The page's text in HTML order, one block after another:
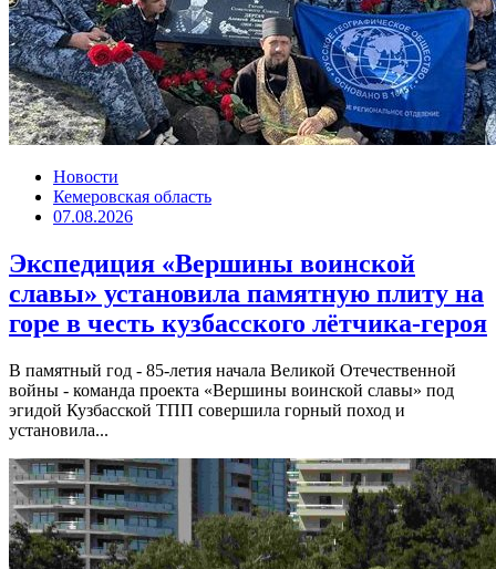
Новости
Кемеровская область
07.08.2026
Экспедиция «Вершины воинской
славы» установила памятную плиту на
горе в честь кузбасского лётчика-героя
В памятный год - 85-летия начала Великой Отечественной
войны - команда проекта «Вершины воинской славы» под
эгидой Кузбасской ТПП совершила горный поход и
установила...